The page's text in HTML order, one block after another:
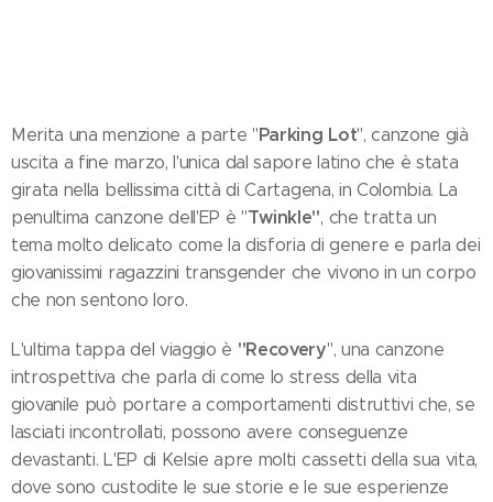
Merita una menzione a parte "Parking Lot", canzone già
uscita a fine marzo, l'unica dal sapore latino che è stata
girata nella bellissima città di Cartagena, in Colombia. La
penultima canzone dell'EP è "Twinkle", che tratta un
tema molto delicato come la disforia di genere e parla dei
giovanissimi ragazzini transgender che vivono in un corpo
che non sentono loro.
L'ultima tappa del viaggio è "Recovery", una canzone
introspettiva che parla di come lo stress della vita
giovanile può portare a comportamenti distruttivi che, se
lasciati incontrollati, possono avere conseguenze
devastanti. L'EP di Kelsie apre molti cassetti della sua vita,
dove sono custodite le sue storie e le sue esperienze